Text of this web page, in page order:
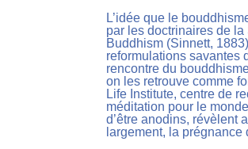
L’idée que le
par les doctrinaires de
Buddhism (Sinnett,
reformulations savantes
rencontre du
on les retrouve comme
Life Institute, centre de
méditation pour le
d’être anodins, révèlent
largement, la